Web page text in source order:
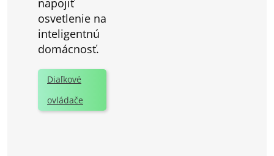
osvetlenie na
inteligentnú
domácnosť.
Diaľkové
ovládače